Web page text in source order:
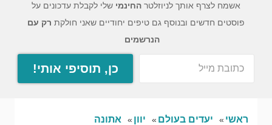
אודות
אשמח לצרף אותך לניוזלטר החינמי שלי לקבלת עדכונים על
פוסטים חדשים ובנוסף גם טיפים יחודיים שאני חולקת רק עם
הנרשמים
כן, תוסיפי אותי!
ראשי יעדים בעולם יוון אתונה